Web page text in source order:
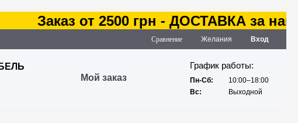
Заказ от 2500 грн - ДОСТАВКА за наш
Сравнение Желания Вход
Мой заказ
График работы:
Пн-Сб:
10:00–18:00
Вс:
Выходной